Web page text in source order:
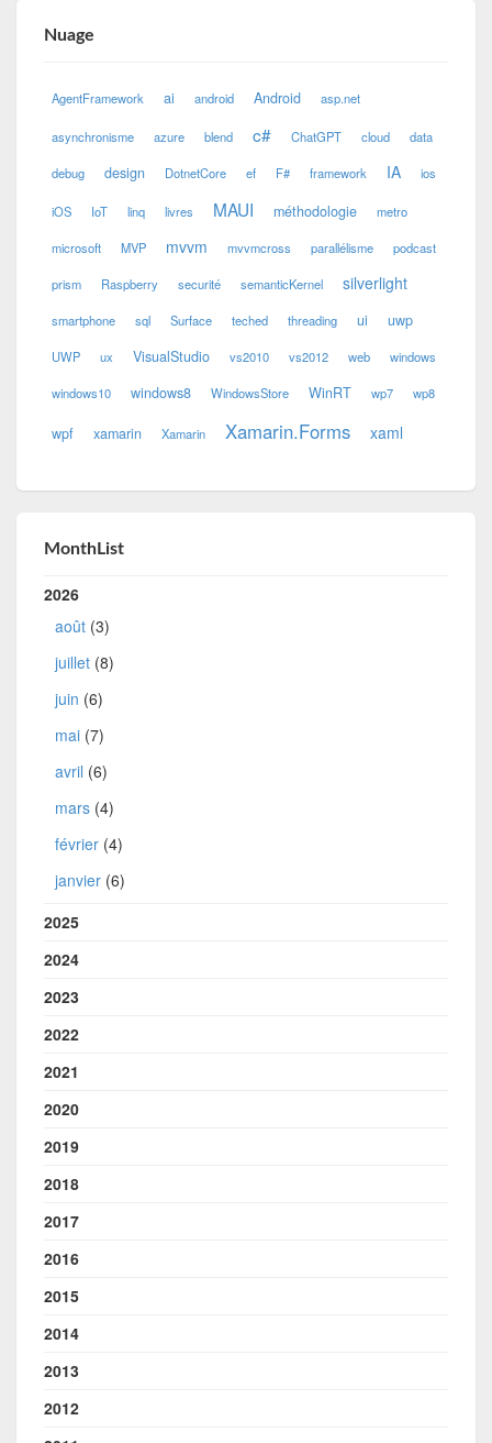
Nuage
AgentFramework ai android Android asp.net
asynchronisme azure blend c# ChatGPT cloud data
debug design DotnetCore ef F# framework IA ios
iOS IoT linq livres MAUI méthodologie metro
microsoft MVP mvvm mvvmcross parallélisme podcast
prism Raspberry securité semanticKernel silverlight
smartphone sql Surface teched threading ui uwp
UWP ux VisualStudio vs2010 vs2012 web windows
windows10 windows8 WindowsStore WinRT wp7 wp8
wpf xamarin Xamarin Xamarin.Forms xaml
MonthList
2026
août (3)
juillet (8)
juin (6)
mai (7)
avril (6)
mars (4)
février (4)
janvier (6)
2025
2024
2023
2022
2021
2020
2019
2018
2017
2016
2015
2014
2013
2012